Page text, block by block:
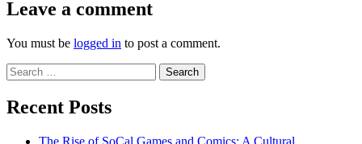
Leave a comment
You must be logged in to post a comment.
Search
for:
Recent Posts
The Rise of SoCal Games and Comics: A Cultural